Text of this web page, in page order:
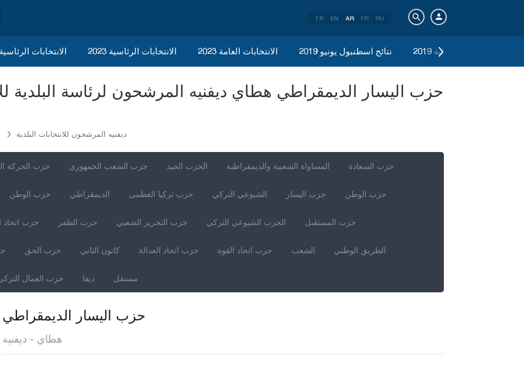
TR EN AR FR RU
2023 الانتخابات الانتخابات الرئاسية 2023 الانتخابات العامة 2023 نتائج اسطنبول يونيو 2019 الانتخابات المحلية 2019
ديفنيه المرشحون للانتخابات البلدية
حزب الحركة حزب الشعب الجمهوري الحزب الجيد المساواة الشعبية والديمقراطية حزب السعادة
حزب الوطن الديمقراطي حزب تركيا العظمى الشيوعي التركي حزب اليسار حزب الوطن
حزب اتحاد حزب الظفر حزب التحرير الشعبي الحزب الشيوعي التركي حزب المستقبل
حزب الحق كانون الثاني حزب اتحاد العدالة حزب اتحاد القوة الشعب الطريق الوطني
حزب العمال ديفا مستقل
حزب اليسار الديمقراطي
هطاي - ديفنيه